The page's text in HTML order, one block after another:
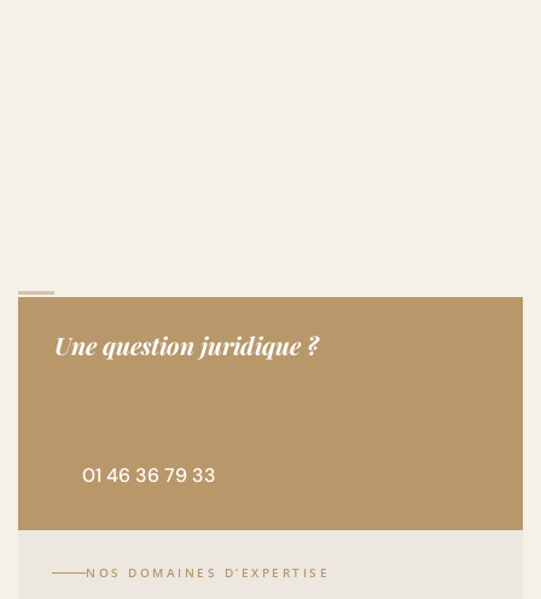
Une question juridique ?
01 46 36 79 33
NOS DOMAINES D’EXPERTISE